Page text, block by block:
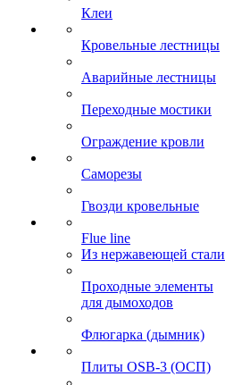
Клеи
Кровельные лестницы
Аварийные лестницы
Переходные мостики
Ограждение кровли
Саморезы
Гвозди кровельные
Flue line
Из нержавеющей стали
Проходные элементы
для дымоходов
Флюгарка (дымник)
Плиты OSB-3 (ОСП)